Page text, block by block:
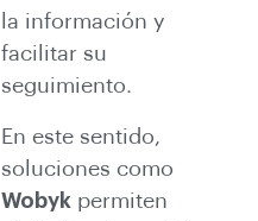
la información y
facilitar su
seguimiento.
En este sentido,
soluciones como
Wobyk permiten